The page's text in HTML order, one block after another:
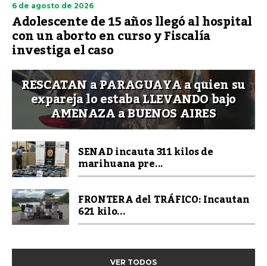
6 de agosto de 2026
Adolescente de 15 años llegó al hospital
con un aborto en curso y Fiscalía
investiga el caso
RESCATAN a PARAGUAYA a quien su
expareja lo estaba LLEVANDO bajo
AMENAZA a BUENOS AIRES
SENAD incauta 311 kilos de
marihuana pre...
FRONTERA del TRÁFICO: Incautan
621 kilo...
VER TODOS